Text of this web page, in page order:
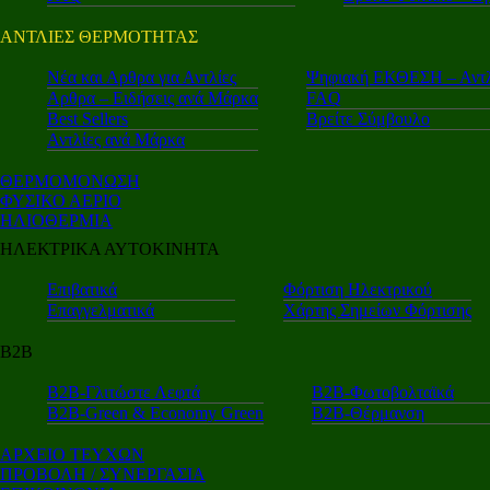
ΑΝΤΛΙΕΣ ΘΕΡΜΟΤΗΤΑΣ
Nέα και Αρθρα για Αντλίες
Αρθρα – Ειδήσεις ανά Μάρκα
Best Sellers
Αντλίες ανά Μάρκα
Ψηφιακή ΕΚΘΕΣΗ –
FAQ
Βρείτε Σύμβουλο
ΘΕΡΜΟΜΟΝΩΣΗ
ΦΥΣΙΚΟ ΑΕΡΙΟ
ΗΛΙΟΘΕΡΜΙΑ
ΗΛΕΚΤΡΙΚΑ ΑΥΤΟΚΙΝΗΤΑ
Επιβατικά
Επαγγελματικά
Φόρτιση Ηλεκτρικού
Χάρτης Σημείων Φόρτισης
Β2Β
Β2Β-Γλιτώστε Λεφτά
Β2Β-Green & Economy Green
Β2Β-Φωτοβολταϊκά
Β2Β-Θέρμανση
ΑΡΧΕΙΟ ΤΕΥΧΩΝ
ΠΡΟΒΟΛΗ / ΣΥΝΕΡΓΑΣΙΑ